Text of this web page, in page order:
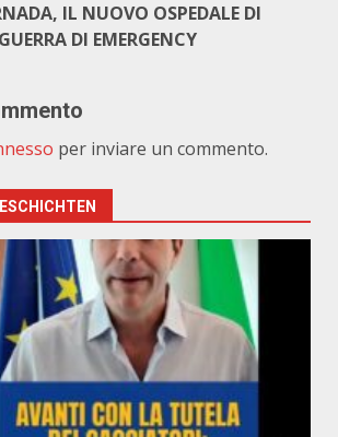
IL NUOVO OSPEDALE DI
DI EMERGENCY
per inviare un commento.